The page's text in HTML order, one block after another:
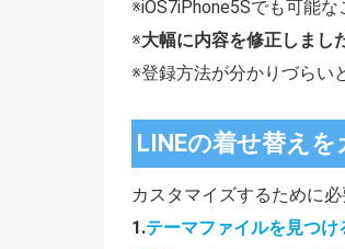
※iOS7iPhone5Sでも可能
※大幅に内容を修正しまし
※登録方法が分かりづらい
LINEの着せ替え
カスタマイズするために
1.テーマファイルを見つけ